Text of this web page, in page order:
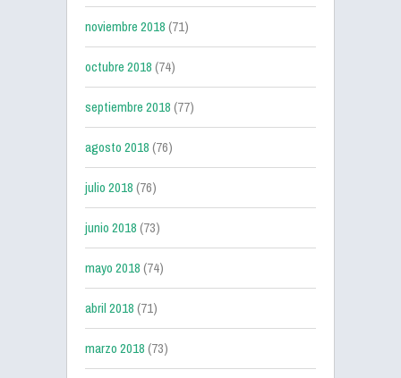
noviembre 2018(71)
octubre 2018(74)
septiembre 2018(77)
agosto 2018(76)
julio 2018(76)
junio 2018(73)
mayo 2018(74)
abril 2018(71)
marzo 2018(73)